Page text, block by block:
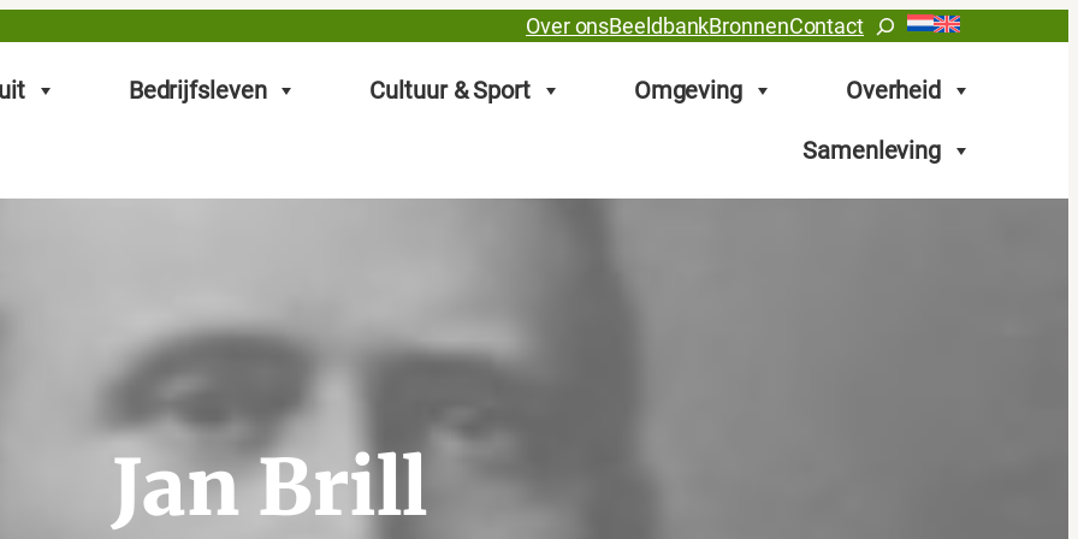
Over onsBeeldbankBronnenContactZoeken
Bedrijfsleven Cultuur & Sport Omgeving Overheid
Samenleving
Jan Brill